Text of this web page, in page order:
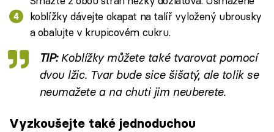
koblížky dávejte okapat na talíř vyložený ubrousky
a obalujte v krupicovém cukru.
TIP:Koblížky můžete také tvarovat pomocí
dvou lžic. Tvar bude sice šišatý, ale tolik se
neumažete a na chuti jim neuberete.
Vyzkoušejte také jednoduchou